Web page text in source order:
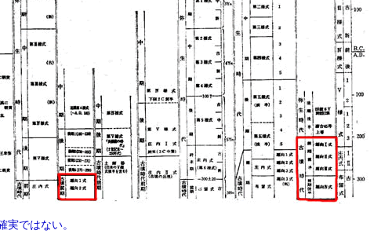
実ではない。